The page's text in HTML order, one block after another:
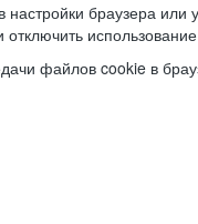
браузера или
файлов cookie в